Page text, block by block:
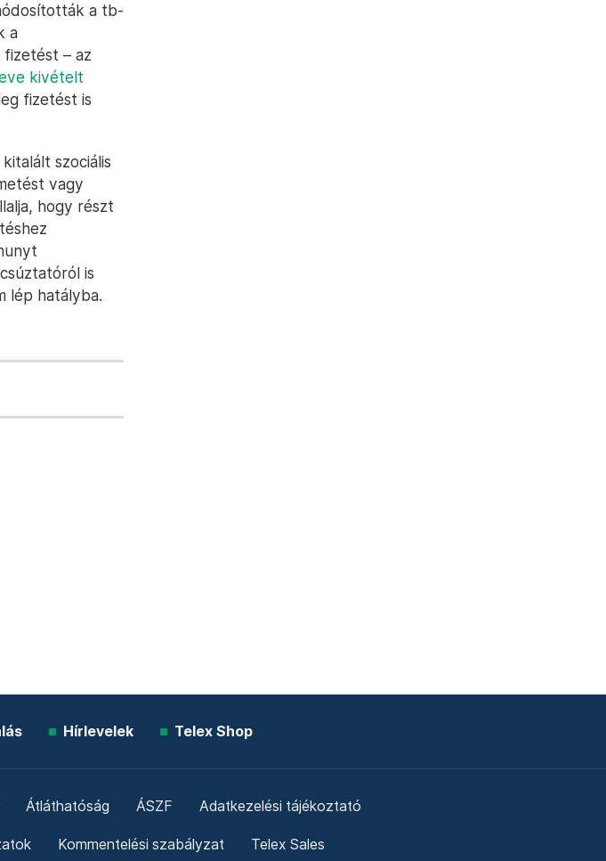
a tb-
a
– az
kivételt
fizetést is
szociális
vagy
hogy részt
is
lép hatályba.
Hírlevelek Telex Shop
Átláthatóság ÁSZF Adatkezelési tájékoztató
Kommentelési szabályzat Telex Sales